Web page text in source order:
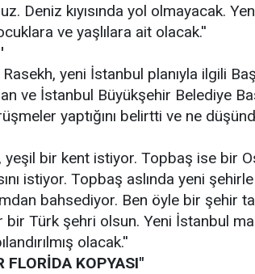
Deniz kıyısında yol olmayacak.
ve yaşlılara ait olacak.''
yeni İstanbul planıyla ilgili
ve İstanbul Büyükşehir Belediye
yaptığını belirtti ve ne
bir kent istiyor. Topbaş ise bir
istiyor. Topbaş aslında yeni
bahsediyor. Ben öyle bir şehir
bir Türk şehri olsun. Yeni İstanbul
olacak.''
FLORİDA KOPYASI"